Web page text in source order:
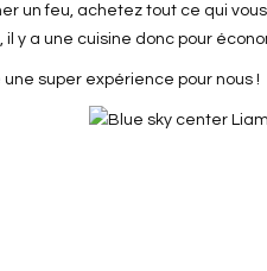
un feu, achetez tout ce qui
il y a une cuisine donc pour
super expérience pour nous !